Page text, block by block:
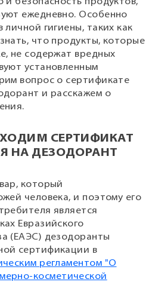
ежедневно. Особенно
личной гигиены, таких как
что продукты, которые
не содержат вредных
установленным
вопрос о сертификате
и расскажем о
СЕРТИФИКАТ
НА ДЕЗОДОРАНТ
который
человека, и поэтому его
является
Евразийского
(ЕАЭС) дезодоранты
сертификации в
регламентом "О
косметической